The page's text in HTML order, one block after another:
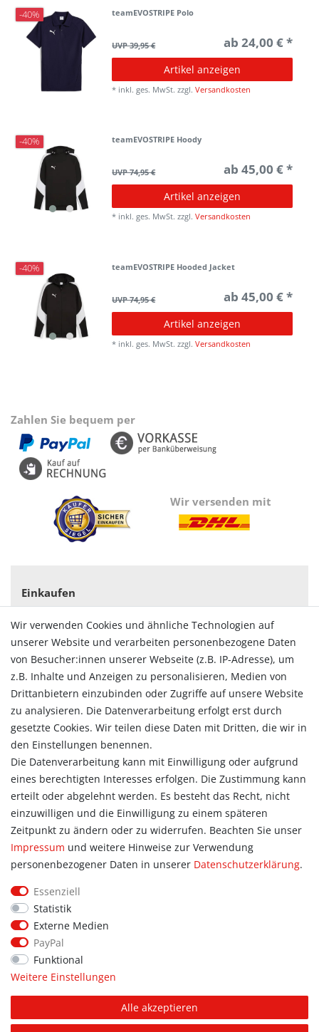
-40% teamEVOSTRIPE Polo
UVP 39,95 € ab 24,00 € *
Artikel anzeigen
* inkl. ges. MwSt. zzgl.Versandkosten
-40% teamEVOSTRIPE Hoody
UVP 74,95 € ab 45,00 € *
Artikel anzeigen
* inkl. ges. MwSt. zzgl.Versandkosten
-40% teamEVOSTRIPE Hooded Jacket
UVP 74,95 € ab 45,00 € *
Artikel anzeigen
* inkl. ges. MwSt. zzgl.Versandkosten
Zahlen Sie bequem per
Wir versenden mit
Einkaufen
Zahlungsarten
Versandarten & -kosten
Widerrufsrecht
Vertrag widerrufen
Konto
Login
Registrieren
Warenkorb
Zur Kasse
Allgemein
Kontakt
Datenschutzerklärung
AGB
Impressum
Informationen für Vereine
Informationen zur Beflockung
Newsletter-Anmeldung
© Copyright 2026 | Alle Rechte vorbehalten. Sport Hoffmann.
Unsere Shopmarken: PUMA, addidas, JAKO, erima.
Wir verwenden Cookies und ähnliche Technologien auf
unserer Website und verarbeiten personenbezogene Daten
von Besucher:innen unserer Webseite (z.B. IP-Adresse), um
z.B. Inhalte und Anzeigen zu personalisieren, Medien von
Drittanbietern einzubinden oder Zugriffe auf unsere Website
zu analysieren. Die Datenverarbeitung erfolgt erst durch
gesetzte Cookies. Wir teilen diese Daten mit Dritten, die wir in
den Einstellungen benennen.
Die Datenverarbeitung kann mit Einwilligung oder aufgrund
eines berechtigten Interesses erfolgen. Die Zustimmung kann
erteilt oder abgelehnt werden. Es besteht das Recht, nicht
einzuwilligen und die Einwilligung zu einem späteren
Zeitpunkt zu ändern oder zu widerrufen. Beachten Sie unser
Impressum und weitere Hinweise zur Verwendung
personenbezogener Daten in unserer Daten­schutz­erklärung.
Essenziell
Statistik
Externe Medien
PayPal
Funktional
Weitere Einstellungen
Alle akzeptieren